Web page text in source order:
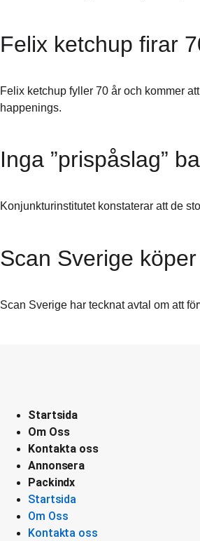
Felix ketchup firar
Felix ketchup fyller 70 år och kommer
happenings.
Inga ”prispåslag”
Konjunkturinstitutet konstaterar att de
Scan Sverige
Scan Sverige har tecknat avtal om att
Startsida
Om Oss
Kontakta oss
Annonsera
Packindx
Startsida
Om Oss
Kontakta oss